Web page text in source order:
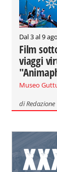
Dal 3 al 9
Film
viaggi
Museo
diRedazione